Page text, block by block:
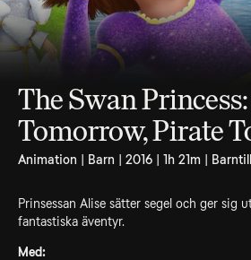
The Swan
Tomorrow, Pirate
Animation | Barn | 2016 | 1h 21m |
Prinsessan Alise sätter segel och ger sig
fantastiska äventyr.
Med: